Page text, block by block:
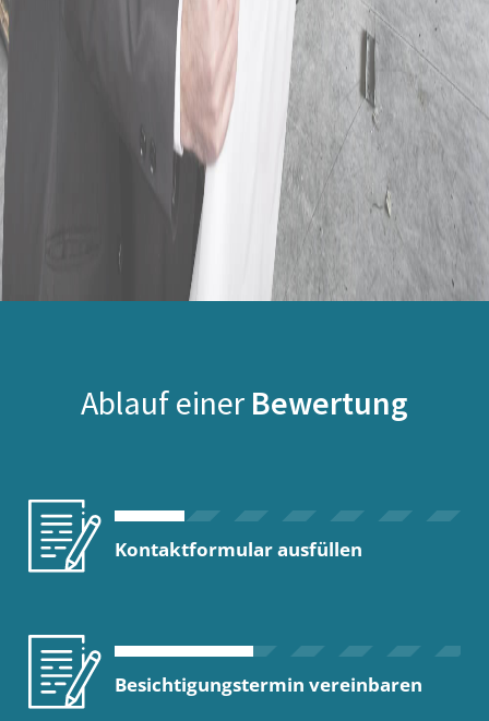
Ablauf einer Bewertung
Kontaktformular ausfüllen
Besichtigungstermin vereinbaren